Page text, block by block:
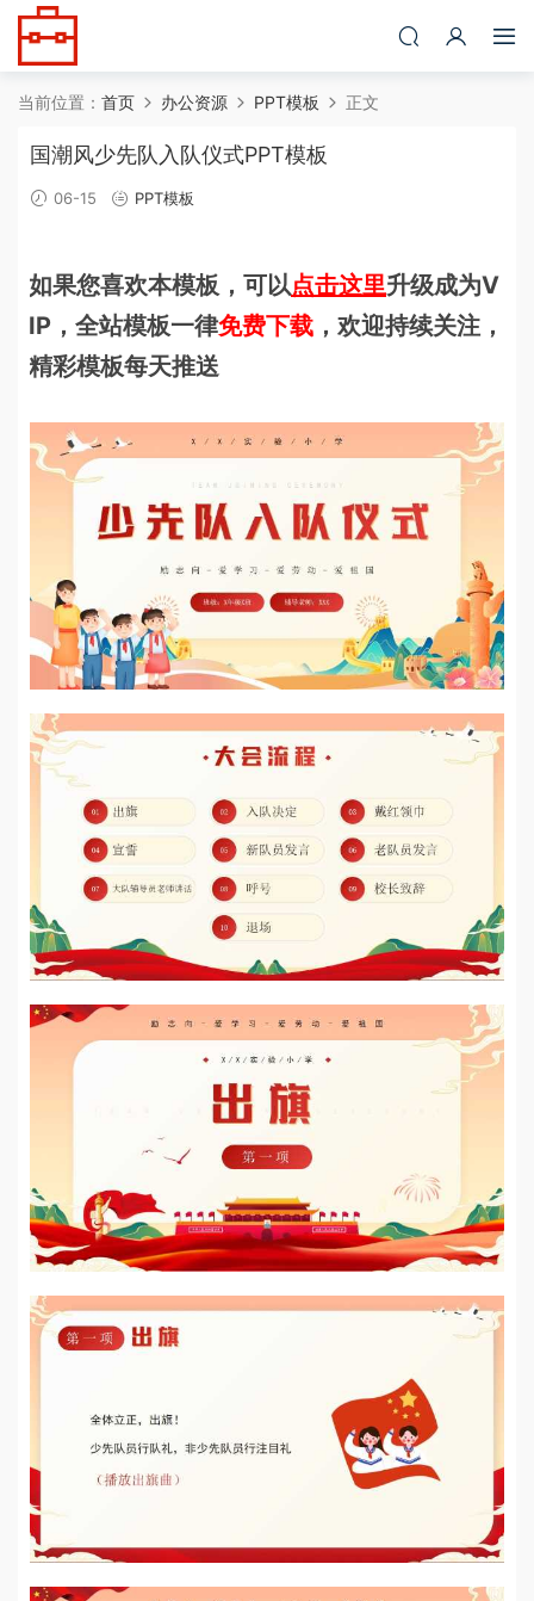
当前位置： 首页 办公资源 PPT模板 正文
国潮风少先队入队仪式PPT模板
06-15 PPT模板
如果您喜欢本模板，可以点击这里升级成为V
IP，全站模板一律免费下载 ，欢迎持续关注，
精彩模板每天推送